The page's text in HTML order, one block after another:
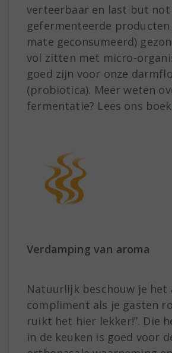
verteerbaar en last but not
gefermenteerde
mate geconsumeerd)
vol zitten met micro-
goed zijn voor onze
(probiotica). Meer weten
fermentatie? Lees ons boek
Verdamping van aroma
Natuurlijk beschouw je het
compliment als je gasten
ruikt het hier lekker!”. Die
in de keuken is goed voor